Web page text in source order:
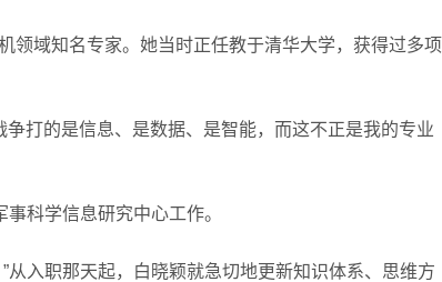
领域知名专家。她当时正任教于清华大学，获得过多项
争打的是信息、是数据、是智能，而这不正是我的专业
科学信息研究中心工作。
入职那天起，白晓颖就急切地更新知识体系、思维方